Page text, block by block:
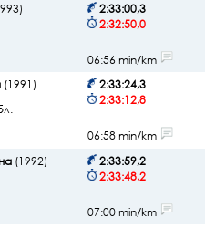
2:33:00,3
2:32:50,0
06:56 min/km
(1991)
2:33:24,3
2:33:12,8
06:58 min/km
(1992)
2:33:59,2
2:33:48,2
07:00 min/km